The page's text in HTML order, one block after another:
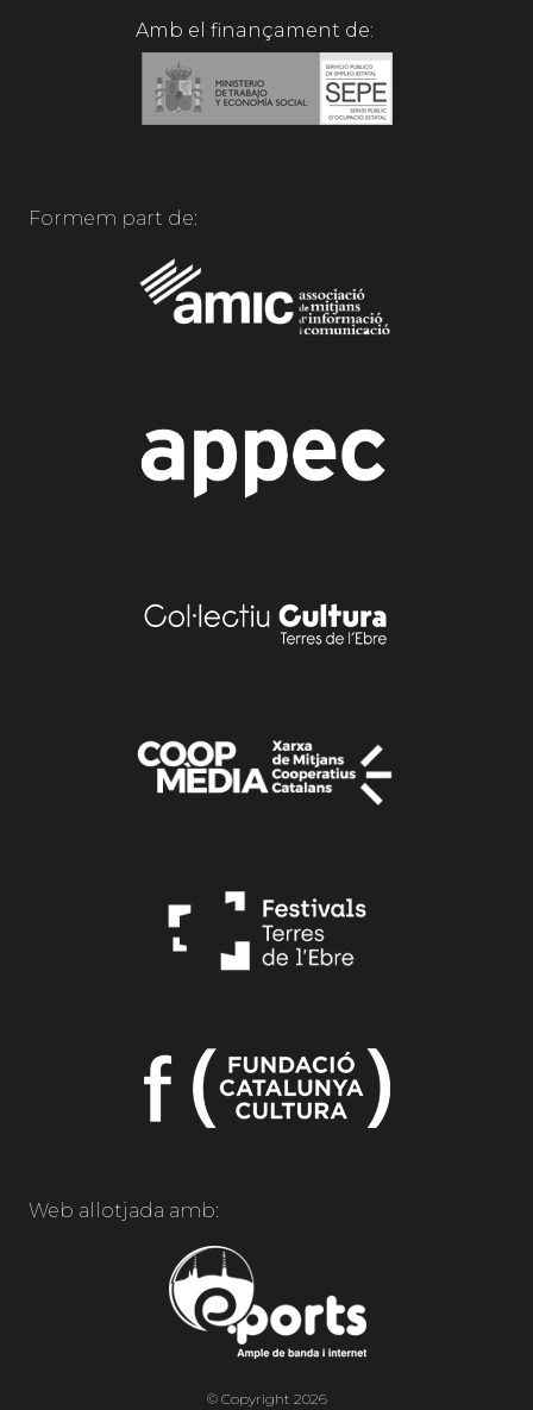
Amb el finançament de:
Formem part de:
Web allotjada amb:
© Copyright 2026